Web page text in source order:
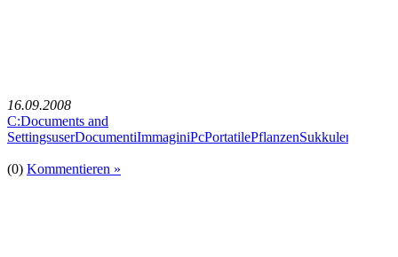
16.09.2008
C:Documents and
(0) Kommentieren »